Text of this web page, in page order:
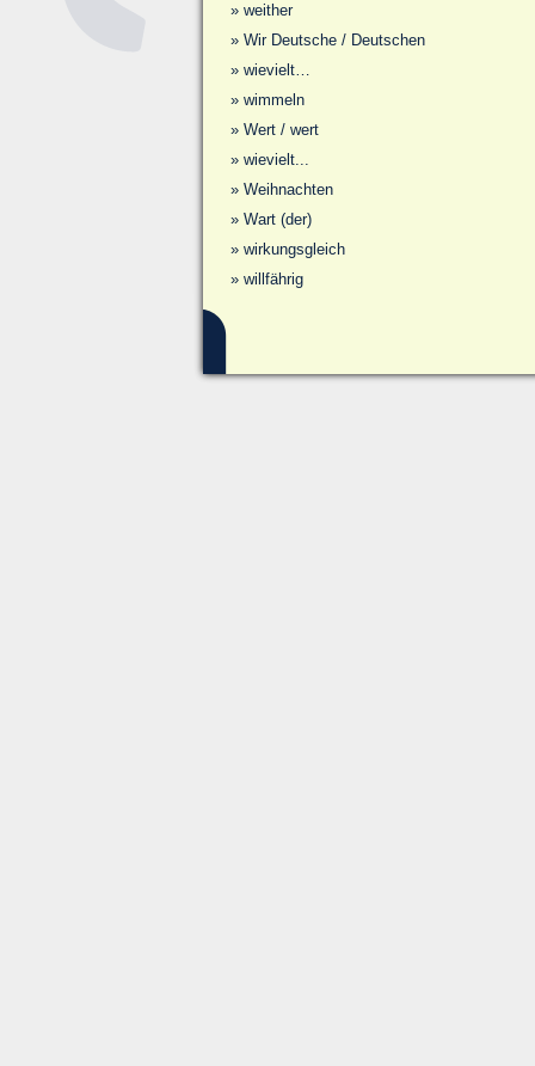
» weither
» Wir Deutsche / Deutschen
» wievielt…
» wimmeln
» Wert / wert
» wievielt...
» Weihnachten
» Wart (der)
» wirkungsgleich
» willfährig